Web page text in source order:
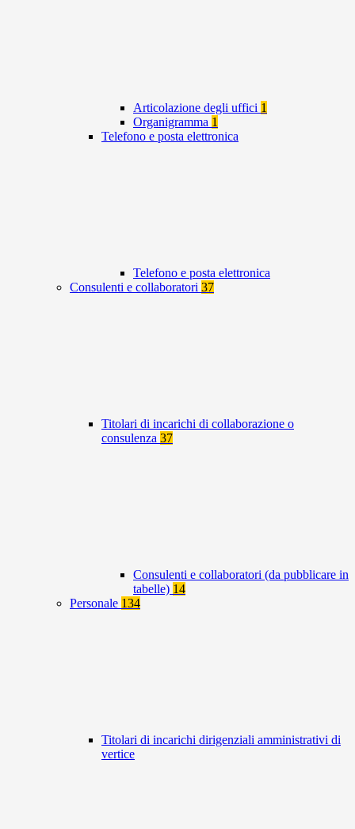
Articolazione degli uffici 1
Organigramma 1
Telefono e posta elettronica
Telefono e posta elettronica
Consulenti e collaboratori 37
Titolari di incarichi di collaborazione o
consulenza 37
Consulenti e collaboratori (da pubblicare in
tabelle) 14
Personale 134
Titolari di incarichi dirigenziali amministrativi di
vertice